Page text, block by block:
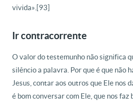
vivida».[93]
Ir contracorrente
O valor do testemunho não significa
silêncio a palavra. Por que é que não
Jesus, contar aos outros que Ele nos
é bom conversar com Ele, que nos faz